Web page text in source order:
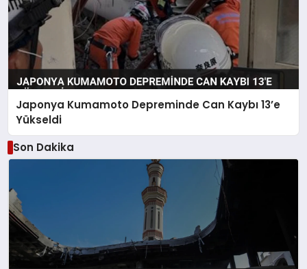
Japonya Kumamoto Depreminde Can Kaybı 13’e
Yükseldi
Son Dakika